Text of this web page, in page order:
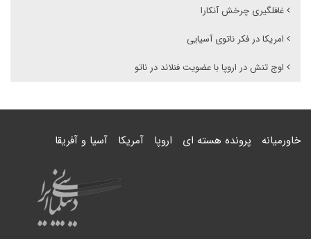
غافلگیری چرخش آنکارا
امریکا در فکر ناتوی آسیایی
اوج تنش در اروپا با عضویت فنلاند در ناتو
خاورمیانه پرونده هسته ای اروپا آمریکا آسیا و آفریقا